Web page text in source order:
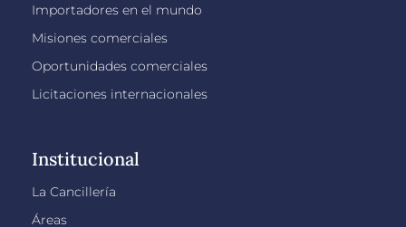
Importadores en el mundo
Misiones comerciales
Oportunidades comerciales
Licitaciones internacionales
Institucional
La Cancillería
Áreas